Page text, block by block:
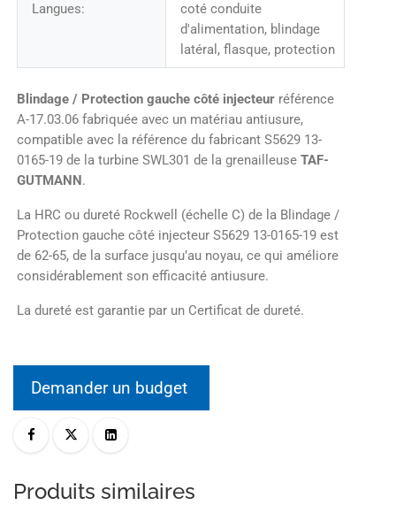
Langues:
coté conduite
d'alimentation, blindage
latéral, flasque, protection
Blindage / Protection gauche côté injecteur référence
A-17.03.06 fabriquée avec un matériau antiusure,
compatible avec la référence du fabricant S5629 13-
0165-19 de la turbine SWL301 de la grenailleuse TAF-
GUTMANN.
La HRC ou dureté Rockwell (échelle C) de la Blindage /
Protection gauche côté injecteur S5629 13-0165-19 est
de 62-65, de la surface jusqu’au noyau, ce qui améliore
considérablement son efficacité antiusure.
La dureté est garantie par un Certificat de dureté.
Demander un budget
Produits similaires